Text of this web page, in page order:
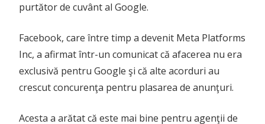
purtător de cuvânt al Google.
Facebook, care între timp a devenit Meta Platforms
Inc, a afirmat într-un comunicat că afacerea nu era
exclusivă pentru Google şi că alte acorduri au
crescut concurenţa pentru plasarea de anunţuri.
Acesta a arătat că este mai bine pentru agenţii de